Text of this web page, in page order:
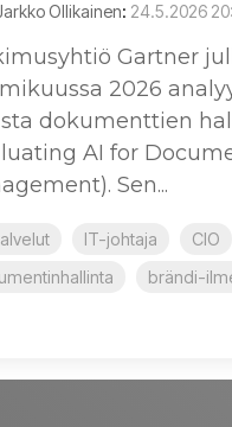
Ollikainen: 24.5.2026
Gartner
2026
dokumenttien
AI for
Sen...
IT-johtaja
CIO
brändi-